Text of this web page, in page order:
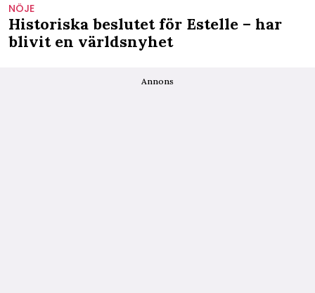
NÖJE
Historiska beslutet för Estelle – har
blivit en världsnyhet
Annons